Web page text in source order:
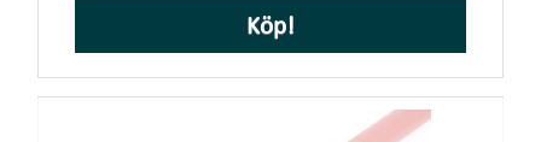
Köp!